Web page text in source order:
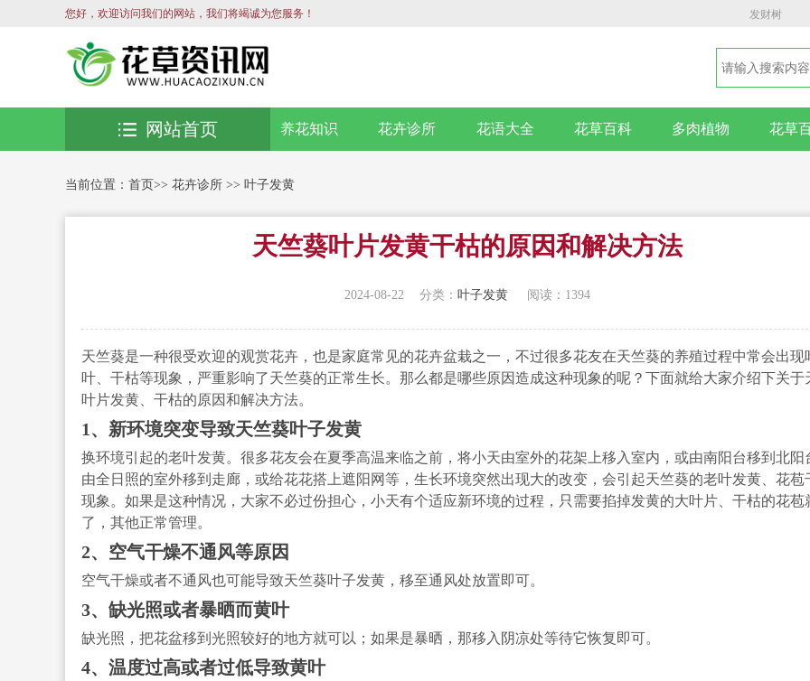
您好，欢迎访问我们的网站，我们将竭诚为您服务！ 发财树
养花知识 花卉诊所 花语大全 花草百科 多肉植物 花草
网站首页
当前位置： 首页>> 花卉诊所 >> 叶子发黄
天竺葵叶片发黄干枯的原因和解决方法
2024-08-22 分类： 叶子发黄 阅读：1394
天竺葵是一种很受欢迎的观赏花卉，也是家庭常见的花卉盆栽之一，不过很多花友在天竺葵的养殖过程中常会出现
叶、干枯等现象，严重影响了天竺葵的正常生长。那么都是哪些原因造成这种现象的呢？下面就给大家介绍下关于
叶片发黄、干枯的原因和解决方法。
1、新环境突变导致天竺葵叶子发黄
换环境引起的老叶发黄。很多花友会在夏季高温来临之前，将小天由室外的花架上移入室内，或由南阳台移到北阳
由全日照的室外移到走廊，或给花花搭上遮阳网等，生长环境突然出现大的改变，会引起天竺葵的老叶发黄、花苞
现象。如果是这种情况，大家不必过份担心，小天有个适应新环境的过程，只需要掐掉发黄的大叶片、干枯的花苞
了，其他正常管理。
2、空气干燥不通风等原因
空气干燥或者不通风也可能导致天竺葵叶子发黄，移至通风处放置即可。
3、缺光照或者暴晒而黄叶
缺光照，把花盆移到光照较好的地方就可以；如果是暴晒，那移入阴凉处等待它恢复即可。
4、温度过高或者过低导致黄叶